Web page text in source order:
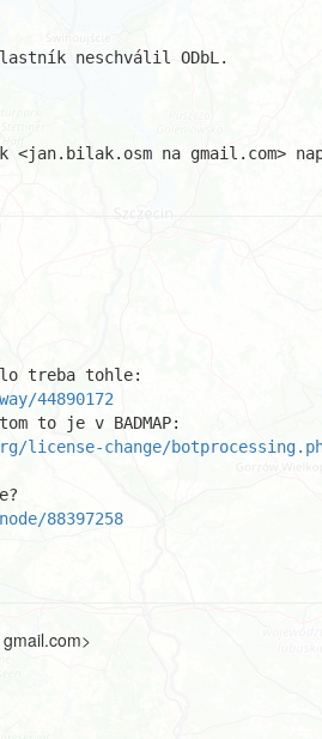
neschválil ODbL.
44890172
change/
88397258